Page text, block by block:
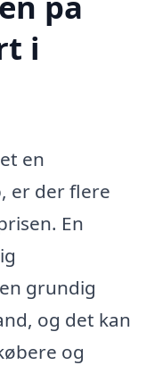
i
en
er der flere
En
grundig
og det kan
og